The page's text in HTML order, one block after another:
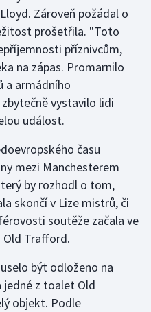
Zároveň požádal o
prošetřila. "Toto
příznivcům,
na zápas. Promarnilo
a armádního
vystavilo lidi
událost.
času
mezi Manchesterem
by rozhodl o tom,
skončí v Lize mistrů, či
soutěže začala ve
Old Trafford.
být odloženo na
jedné z toalet Old
objekt. Podle